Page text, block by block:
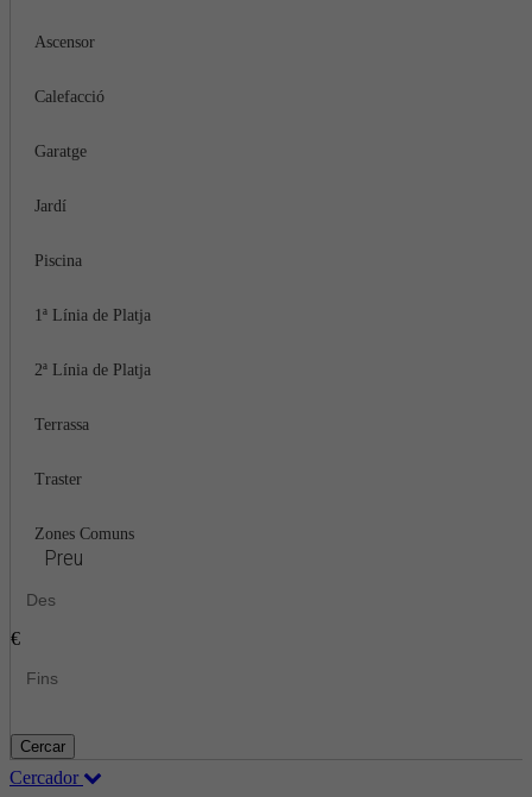
Ascensor
Calefacció
Garatge
Jardí
Piscina
1ª Línia de Platja
2ª Línia de Platja
Terrassa
Traster
Zones Comuns
Preu
€
Cercar
Cercador